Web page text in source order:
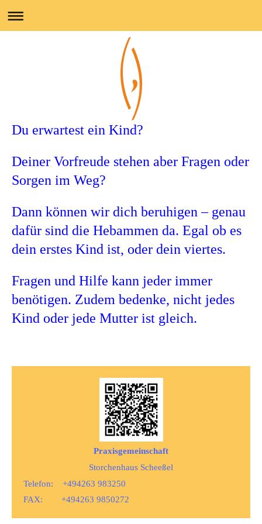
Du erwartest ein Kind?
Deiner Vorfreude stehen aber Fragen oder
Sorgen im Weg?
Dann können wir dich beruhigen – genau
dafür sind die Hebammen da. Egal ob es
dein erstes Kind ist, oder dein viertes.
Fragen und Hilfe kann jeder immer
benötigen. Zudem bedenke, nicht jedes
Kind oder jede Mutter ist gleich.
Praxisgemeinschaft
Storchenhaus Scheeßel
Telefon: +494263 983250
FAX: +494263 9850272